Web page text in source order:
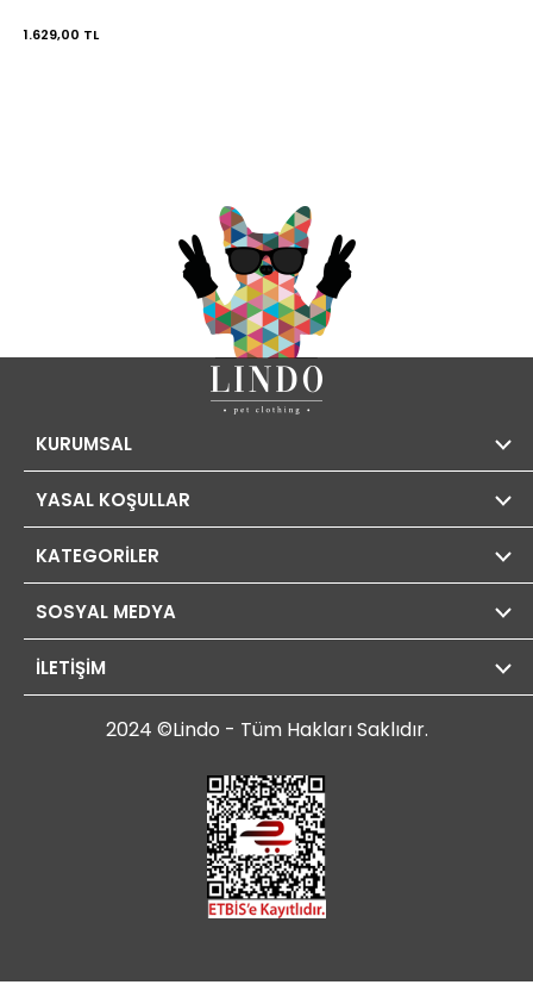
1.629,00 TL
KURUMSAL
YASAL KOŞULLAR
KATEGORİLER
SOSYAL MEDYA
İLETİŞİM
2024 ©Lindo - Tüm Hakları Saklıdır.